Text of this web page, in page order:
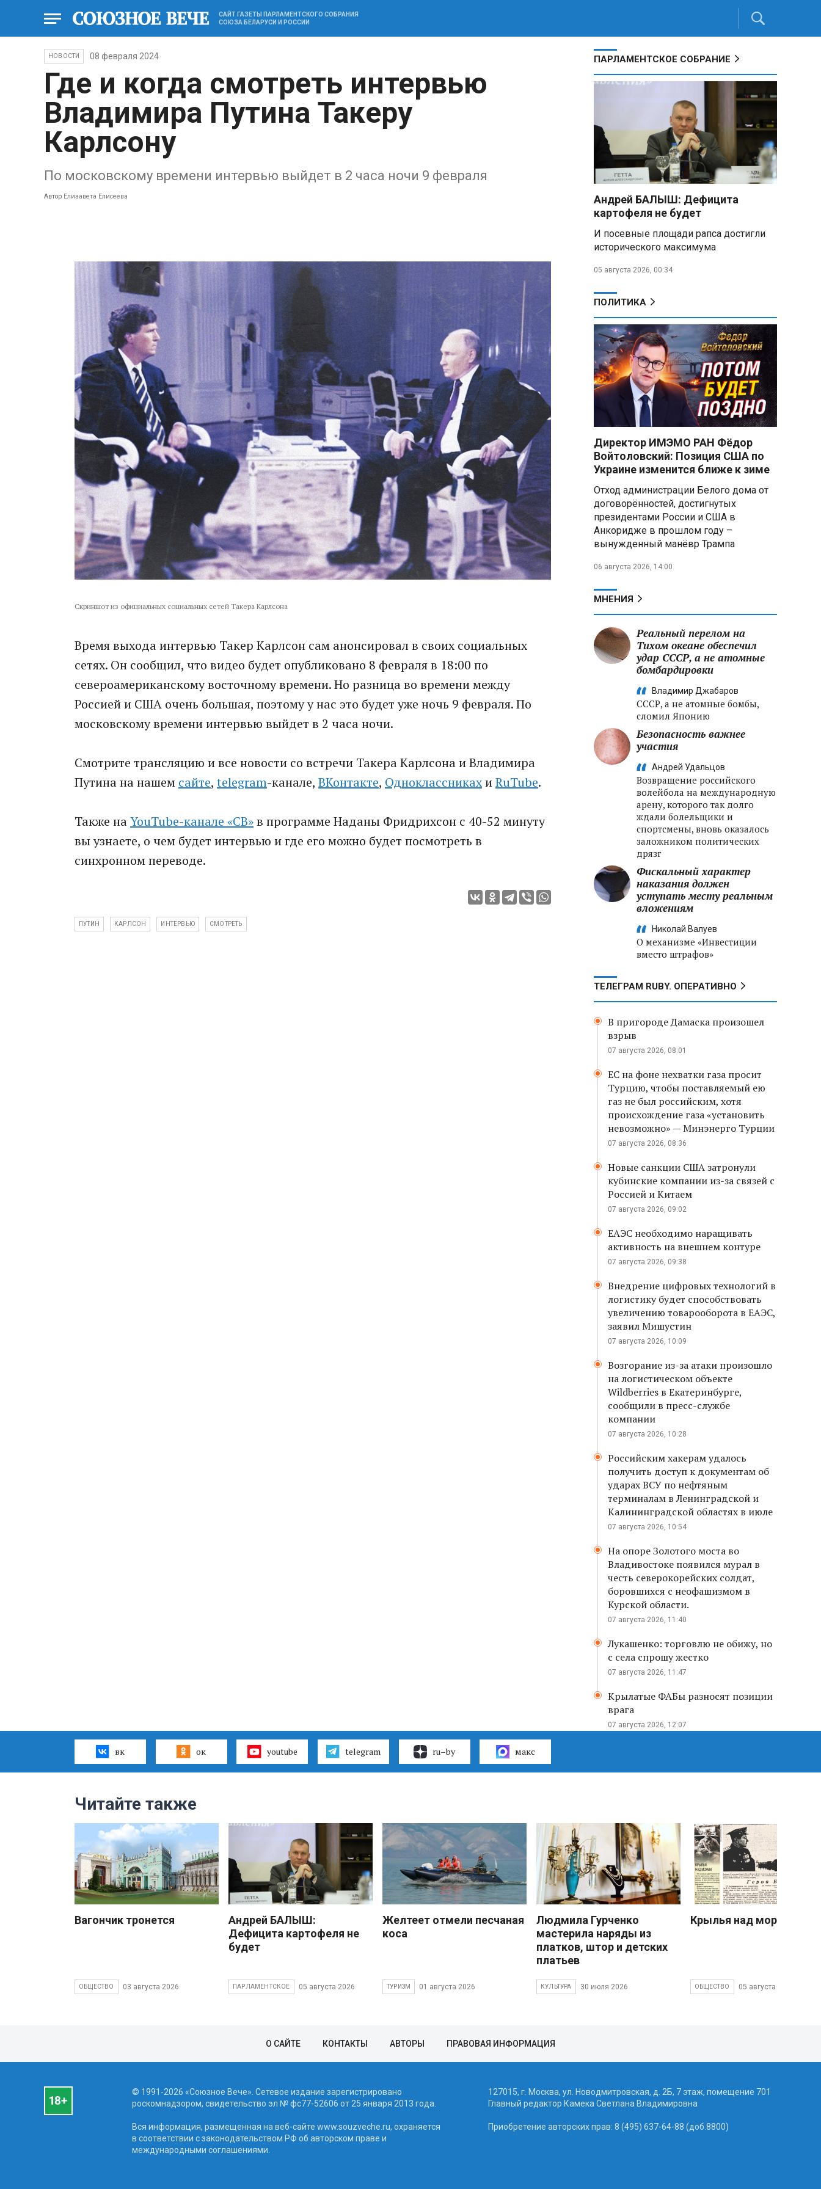
САЙТ ГАЗЕТЫ ПАРЛАМЕНТСКОГО СОБРАНИЯ
СОЮЗА БЕЛАРУСИ И РОССИИ
НОВОСТИ 08 февраля 2024
Где и когда смотреть интервью
Владимира Путина Такеру
Карлсону
По московскому времени интервью выйдет в 2 часа ночи 9 февраля
Автор Елизавета Елисеева
Скриншот из официальных социальных сетей Такера Карлсона
Время выхода интервью Такер Карлсон сам анонсировал в своих социальных
сетях. Он сообщил, что видео будет опубликовано 8 февраля в 18:00 по
североамериканскому восточному времени. Но разница во времени между
Россией и США очень большая, поэтому у нас это будет уже ночь 9 февраля. По
московскому времени интервью выйдет в 2 часа ночи.
Смотрите трансляцию и все новости со встречи Такера Карлсона и Владимира
Путина на нашем сайте, telegram-канале, ВКонтакте, ОдноклассникахиRuTube.
Также наYouTube-канале «СВ»в программе Наданы Фридрихсон с 40-52 минуту
вы узнаете, о чем будет интервью и где его можно будет посмотреть в
синхронном переводе.
ПУТИН КАРЛСОН ИНТЕРВЬЮ СМОТРЕТЬ
ПАРЛАМЕНТСКОЕ СОБРАНИЕ
Андрей БАЛЫШ: Дефицита
картофеля не будет
И посевные площади рапса достигли
исторического максимума
05 августа 2026, 00:34
ПОЛИТИКА
Директор ИМЭМО РАН Фёдор
Войтоловский: Позиция США по
Украине изменится ближе к зиме
Отход администрации Белого дома от
договорённостей, достигнутых
президентами России и США в
Анкоридже в прошлом году –
вынужденный манёвр Трампа
06 августа 2026, 14:00
МНЕНИЯ
Реальный перелом на
Тихом океане обеспечил
удар СССР, а не атомные
бомбардировки
Владимир Джабаров
СССР, а не атомные бомбы,
сломил Японию
Безопасность важнее
участия
Андрей Удальцов
Возвращение российского
волейбола на международную
арену, которого так долго
ждали болельщики и
спортсмены, вновь оказалось
заложником политических
дрязг
Фискальный характер
наказания должен
уступать месту реальным
вложениям
Николай Валуев
О механизме «Инвестиции
вместо штрафов»
ТЕЛЕГРАМ RUBY. ОПЕРАТИВНО
В пригороде Дамаска произошел
взрыв
07 августа 2026, 08:01
ЕС на фоне нехватки газа просит
Турцию, чтобы поставляемый ею
газ не был российским, хотя
происхождение газа «установить
невозможно» — Минэнерго Турции
07 августа 2026, 08:36
Новые санкции США затронули
кубинские компании из-за связей с
Россией и Китаем
07 августа 2026, 09:02
ЕАЭС необходимо наращивать
активность на внешнем контуре
07 августа 2026, 09:38
Внедрение цифровых технологий в
логистику будет способствовать
увеличению товарооборота в ЕАЭС,
заявил Мишустин
07 августа 2026, 10:09
Возгорание из-за атаки произошло
на логистическом объекте
Wildberries в Екатеринбурге,
сообщили в пресс-службе
компании
07 августа 2026, 10:28
Российским хакерам удалось
получить доступ к документам об
ударах ВСУ по нефтяным
терминалам в Ленинградской и
Калининградской областях в июле
07 августа 2026, 10:54
На опоре Золотого моста во
Владивостоке появился мурал в
честь северокорейских солдат,
боровшихся с неофашизмом в
Курской области.
07 августа 2026, 11:40
Лукашенко: торговлю не обижу, но
с села спрошу жестко
07 августа 2026, 11:47
Крылатые ФАБы разносят позиции
врага
07 августа 2026, 12:07
вк ок youtube telegram ru–by макс
Читайте также
Вагончик тронется
ОБЩЕСТВО 03 августа 2026
Андрей БАЛЫШ:
Дефицита картофеля не
будет
ПАРЛАМЕНТСКОЕ 05 августа 2026
Желтеет отмели песчаная
коса
ТУРИЗМ 01 августа 2026
Людмила Гурченко
мастерила наряды из
платков, штор и детских
платьев
КУЛЬТУРА 30 июля 2026
Крылья над морем
ОБЩЕСТВО 05 августа 2026
О САЙТЕ КОНТАКТЫ АВТОРЫ ПРАВОВАЯ ИНФОРМАЦИЯ
© 1991-2026 «Союзное Вече». Сетевое издание зарегистрировано
роскомнадзором, свидетельство эл № фc77-52606 от 25 января 2013 года.
Вся информация, размещенная на веб-сайте www.souzveche.ru, охраняется
в соответствии с законодательством РФ об авторском праве и
международными соглашениями.
127015, г. Москва, ул. Новодмитровская, д. 2Б, 7 этаж, помещение 701
Главный редактор Камека Светлана Владимировна
Приобретение авторских прав: 8 (495) 637-64-88 (доб.8800)